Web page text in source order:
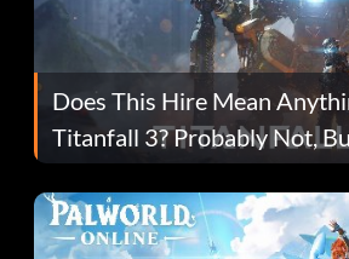
Does This Hire Mean
Titanfall 3? Probably Not,
Fans Are Hopeful